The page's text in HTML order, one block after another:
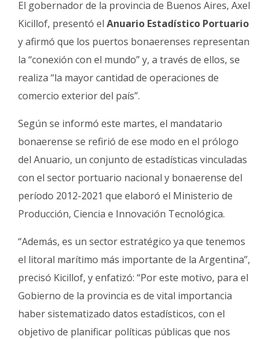
Fúnebres
El gobernador de la provincia de Buenos Aires, Axel
Kicillof, presentó el Anuario Estadístico Portuario
y afirmó que los puertos bonaerenses representan
la “conexión con el mundo” y, a través de ellos, se
realiza “la mayor cantidad de operaciones de
comercio exterior del país”.
Según se informó este martes, el mandatario
bonaerense se refirió de ese modo en el prólogo
del Anuario, un conjunto de estadísticas vinculadas
con el sector portuario nacional y bonaerense del
período 2012-2021 que elaboró el Ministerio de
Producción, Ciencia e Innovación Tecnológica.
“Además, es un sector estratégico ya que tenemos
el litoral marítimo más importante de la Argentina”,
precisó Kicillof, y enfatizó: “Por este motivo, para el
Gobierno de la provincia es de vital importancia
haber sistematizado datos estadísticos, con el
objetivo de planificar políticas públicas que nos